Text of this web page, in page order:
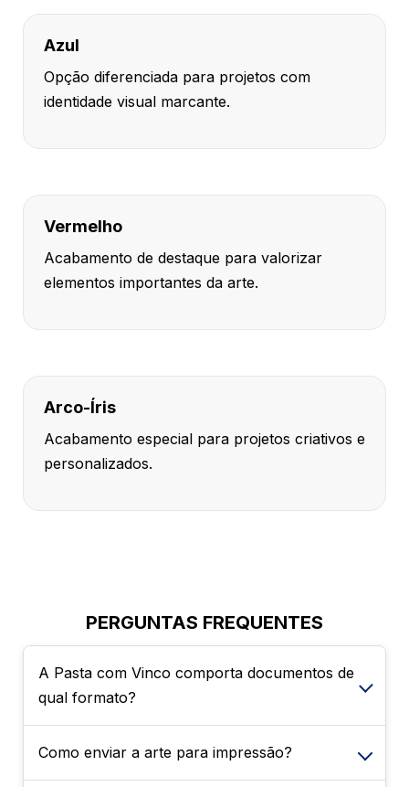
Azul
Opção diferenciada para projetos com
identidade visual marcante.
Vermelho
Acabamento de destaque para valorizar
elementos importantes da arte.
Arco-Íris
Acabamento especial para projetos criativos e
personalizados.
PERGUNTAS FREQUENTES
A Pasta com Vinco comporta documentos de
qual formato?
Com dimensões de 220x310mm, ela foi
desenvolvida para acomodar folhas e
Como enviar a arte para impressão?